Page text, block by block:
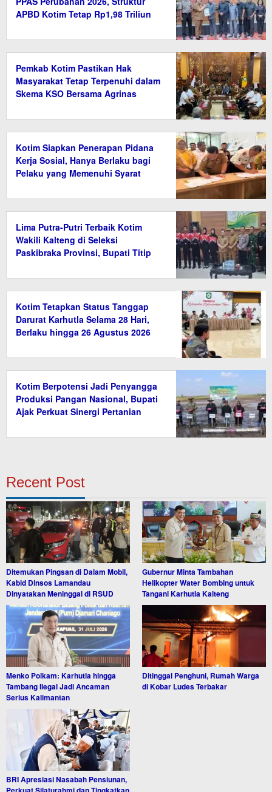
APBD Kotim Tetap Rp1,98 Triliun
Pemkab Kotim Pastikan Hak
Masyarakat Tetap Terpenuhi dalam
Skema KSO Bersama Agrinas
Kotim Siapkan Penerapan Pidana
Kerja Sosial, Hanya Berlaku bagi
Pelaku yang Memenuhi Syarat
Lima Putra-Putri Terbaik Kotim
Wakili Kalteng di Seleksi
Paskibraka Provinsi, Bupati Titip
Kotim Tetapkan Status Tanggap
Darurat Karhutla Selama 28 Hari,
Berlaku hingga 26 Agustus 2026
Kotim Berpotensi Jadi Penyangga
Produksi Pangan Nasional, Bupati
Ajak Perkuat Sinergi Pertanian
Recent Post
Ditemukan Pingsan di Dalam Mobil,
Kabid Dinsos Lamandau
Dinyatakan Meninggal di RSUD
Gubernur Minta Tambahan
Helikopter Water Bombing untuk
Tangani Karhutla Kalteng
Menko Polkam: Karhutla hingga
Tambang Ilegal Jadi Ancaman
Serius Kalimantan
Ditinggal Penghuni, Rumah Warga
di Kobar Ludes Terbakar
BRI Apresiasi Nasabah Pensiunan,